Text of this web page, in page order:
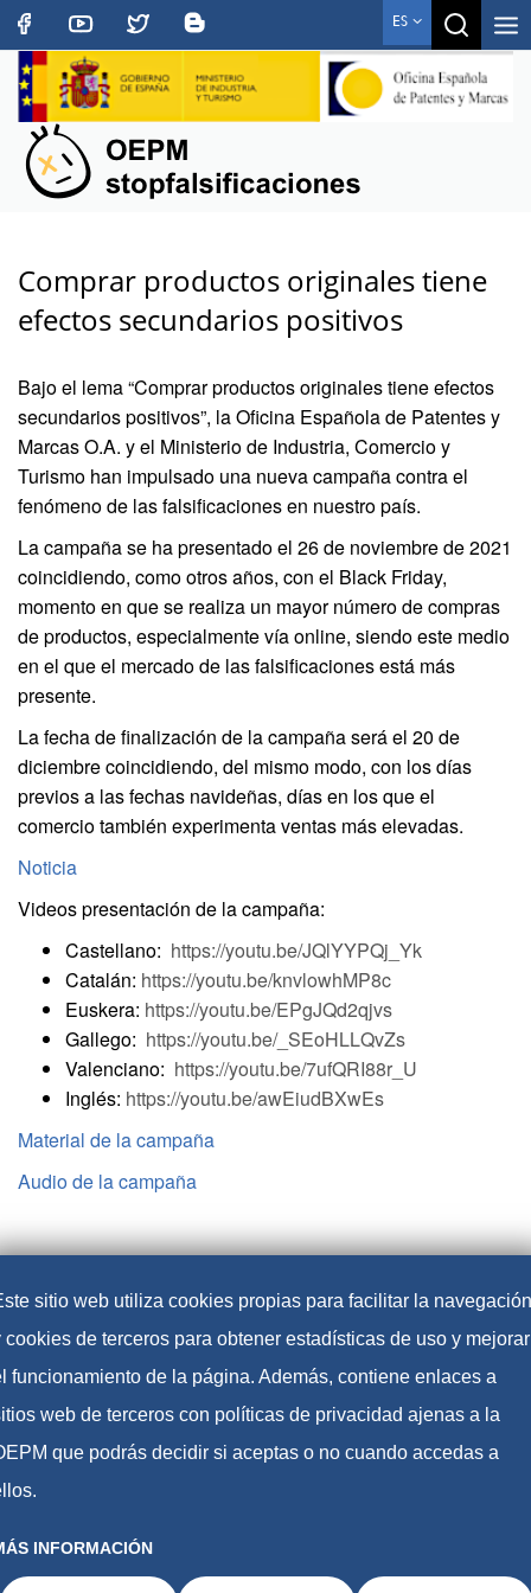
Toggle
ES
Comprar productos originales tiene
efectos secundarios positivos
Bajo el lema “Comprar productos originales tiene efectos
secundarios positivos”, la Oficina Española de Patentes y
Marcas O.A. y el Ministerio de Industria, Comercio y
Turismo han impulsado una nueva campaña contra el
fenómeno de las falsificaciones en nuestro país.
La campaña se ha presentado el 26 de noviembre de 2021
coincidiendo, como otros años, con el Black Friday,
momento en que se realiza un mayor número de compras
de productos, especialmente vía online, siendo este medio
en el que el mercado de las falsificaciones está más
presente.
La fecha de finalización de la campaña será el 20 de
diciembre coincidiendo, del mismo modo, con los días
previos a las fechas navideñas, días en los que el
comercio también experimenta ventas más elevadas.
Noticia
Videos presentación de la campaña:
Castellano: https://youtu.be/JQlYYPQj_Yk
Catalán: https://youtu.be/knvlowhMP8c
Euskera: https://youtu.be/EPgJQd2qjvs
Gallego: https://youtu.be/_SEoHLLQvZs
Valenciano: https://youtu.be/7ufQRI88r_U
Inglés: https://youtu.be/awEiudBXwEs
Material de la campaña
Audio de la campaña
sitio web utiliza cookies propias para facilitar la navegación
cookies de terceros para obtener estadísticas de uso y mejorar
funcionamiento de la página. Además, contiene enlaces a
web de terceros con políticas de privacidad ajenas a la
que podrás decidir si aceptas o no cuando accedas a
INFORMACIÓN